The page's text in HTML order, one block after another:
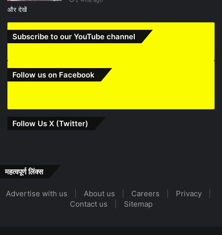
और देखें
Subscribe to our YouTube channel
Follow us on Facebook
Follow Us X (Twitter)
महत्वपूर्ण लिंक्स
Advertise with us About us Careers Privacy
Contact us
Sitemap